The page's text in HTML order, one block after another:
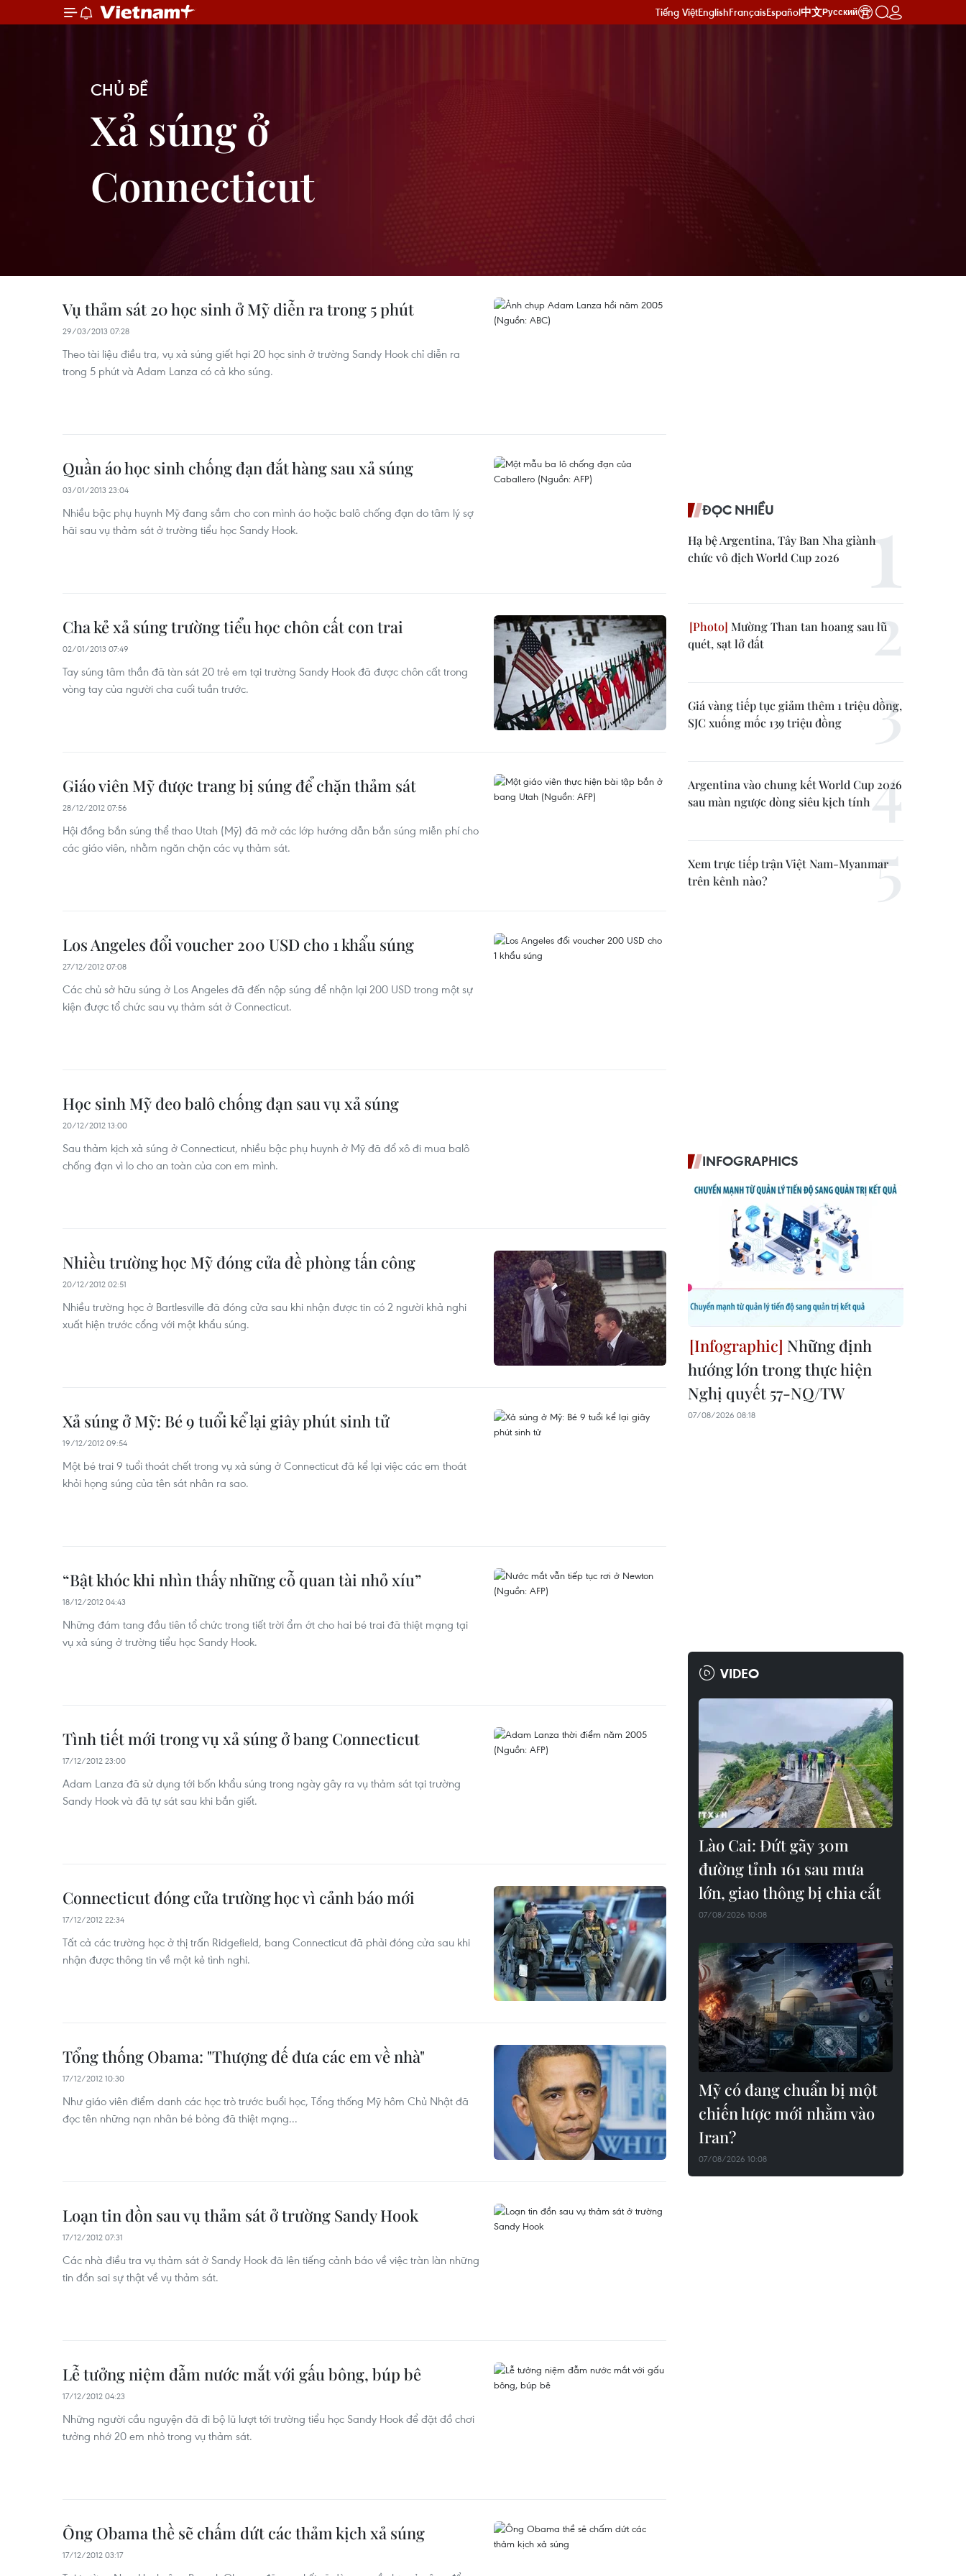
Tiếng ViệtEnglishFrançaisEspañol中文Русский
CHỦ ĐỀ
Xả súng ở
Connecticut
Vụ thảm sát 20 học sinh ở Mỹ diễn ra trong 5 phút
29/03/2013 07:28
Theo tài liệu điều tra, vụ xả súng giết hại 20 học sinh ở trường Sandy Hook chỉ diễn ra
trong 5 phút và Adam Lanza có cả kho súng.
Quần áo học sinh chống đạn đắt hàng sau xả súng
03/01/2013 23:04
Nhiều bậc phụ huynh Mỹ đang sắm cho con mình áo hoặc balô chống đạn do tâm lý sợ
hãi sau vụ thảm sát ở trường tiểu học Sandy Hook.
Cha kẻ xả súng trường tiểu học chôn cất con trai
02/01/2013 07:49
Tay súng tâm thần đã tàn sát 20 trẻ em tại trường Sandy Hook đã được chôn cất trong
vòng tay của người cha cuối tuần trước.
Giáo viên Mỹ được trang bị súng để chặn thảm sát
28/12/2012 07:56
Hội đồng bắn súng thể thao Utah (Mỹ) đã mở các lớp hướng dẫn bắn súng miễn phí cho
các giáo viên, nhằm ngăn chặn các vụ thảm sát.
Los Angeles đổi voucher 200 USD cho 1 khẩu súng
27/12/2012 07:08
Các chủ sở hữu súng ở Los Angeles đã đến nộp súng để nhận lại 200 USD trong một sự
kiện được tổ chức sau vụ thảm sát ở Connecticut.
Học sinh Mỹ đeo balô chống đạn sau vụ xả súng
20/12/2012 13:00
Sau thảm kịch xả súng ở Connecticut, nhiều bậc phụ huynh ở Mỹ đã đổ xô đi mua balô
chống đạn vì lo cho an toàn của con em mình.
Nhiều trường học Mỹ đóng cửa đề phòng tấn công
20/12/2012 02:51
Nhiều trường học ở Bartlesville đã đóng cửa sau khi nhận được tin có 2 người khả nghi
xuất hiện trước cổng với một khẩu súng.
Xả súng ở Mỹ: Bé 9 tuổi kể lại giây phút sinh tử
19/12/2012 09:54
Một bé trai 9 tuổi thoát chết trong vụ xả súng ở Connecticut đã kể lại việc các em thoát
khỏi họng súng của tên sát nhân ra sao.
“Bật khóc khi nhìn thấy những cỗ quan tài nhỏ xíu”
18/12/2012 04:43
Những đám tang đầu tiên tổ chức trong tiết trời ẩm ớt cho hai bé trai đã thiệt mạng tại
vụ xả súng ở trường tiểu học Sandy Hook.
Tình tiết mới trong vụ xả súng ở bang Connecticut
17/12/2012 23:00
Adam Lanza đã sử dụng tới bốn khẩu súng trong ngày gây ra vụ thảm sát tại trường
Sandy Hook và đã tự sát sau khi bắn giết.
Connecticut đóng cửa trường học vì cảnh báo mới
17/12/2012 22:34
Tất cả các trường học ở thị trấn Ridgefield, bang Connecticut đã phải đóng cửa sau khi
nhận được thông tin về một kẻ tình nghi.
Tổng thống Obama: "Thượng đế đưa các em về nhà"
17/12/2012 10:30
Như giáo viên điểm danh các học trò trước buổi học, Tổng thống Mỹ hôm Chủ Nhật đã
đọc tên những nạn nhân bé bỏng đã thiệt mạng...
Loạn tin đồn sau vụ thảm sát ở trường Sandy Hook
17/12/2012 07:31
Các nhà điều tra vụ thảm sát ở Sandy Hook đã lên tiếng cảnh báo về việc tràn làn những
tin đồn sai sự thật về vụ thảm sát.
Lễ tưởng niệm đẫm nước mắt với gấu bông, búp bê
17/12/2012 04:23
Những người cầu nguyện đã đi bộ lũ lượt tới trường tiểu học Sandy Hook để đặt đồ chơi
tưởng nhớ 20 em nhỏ trong vụ thảm sát.
Ông Obama thề sẽ chấm dứt các thảm kịch xả súng
17/12/2012 03:17
ĐỌC NHIỀU
Hạ bệ Argentina, Tây Ban Nha giành
chức vô địch World Cup 2026
Mường Than tan hoang sau lũ
quét, sạt lở đất
Giá vàng tiếp tục giảm thêm 1 triệu đồng,
SJC xuống mốc 139 triệu đồng
Argentina vào chung kết World Cup 2026
sau màn ngược dòng siêu kịch tính
Xem trực tiếp trận Việt Nam-Myanmar
trên kênh nào?
INFOGRAPHICS
Những định
hướng lớn trong thực hiện
Nghị quyết 57-NQ/TW
07/08/2026 08:18
VIDEO
Lào Cai: Đứt gãy 30m
đường tỉnh 161 sau mưa
lớn, giao thông bị chia cắt
07/08/2026 10:08
Mỹ có đang chuẩn bị một
chiến lược mới nhằm vào
Iran?
07/08/2026 10:08